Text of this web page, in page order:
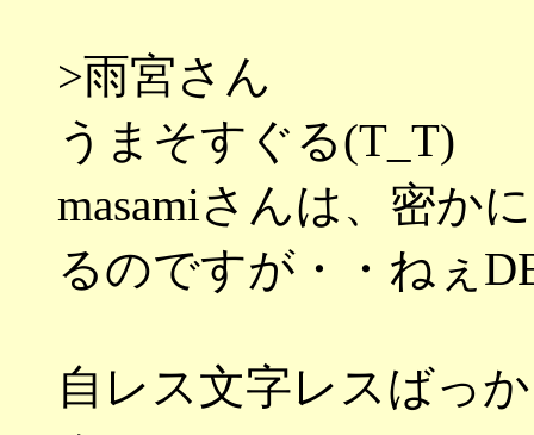
>雨宮さん
うまそすぐる(T_T)
masamiさんは、密か
るのですが・・ねぇ
自レス文字レスばっ